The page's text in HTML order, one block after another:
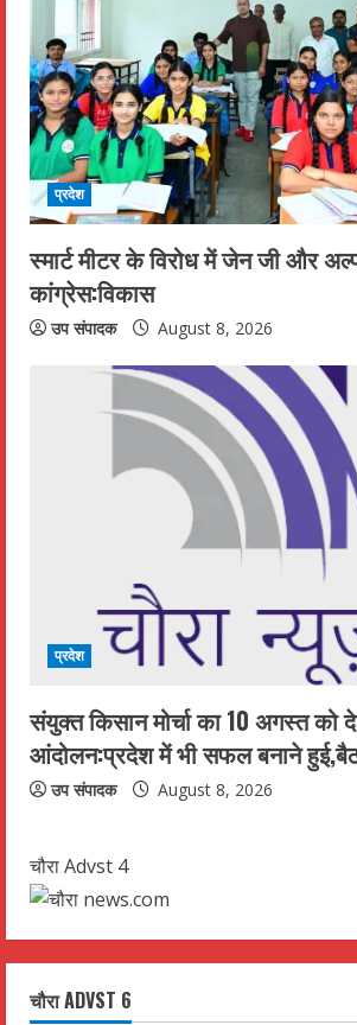
प्रदेश
स्मार्ट मीटर के विरोध में जेन जी और
कांग्रेस:विकास
उप संपादक August 8, 2026
प्रदेश
संयुक्त किसान मोर्चा का 10 अगस्त को
आंदोलन:प्रदेश में भी सफल बनाने
उप संपादक August 8, 2026
चौरा Advst 4
चौरा ADVST 6